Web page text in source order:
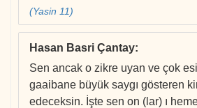
(Yasin 11)
Hasan Basri Çantay:
Sen ancak o zikre uyan ve çok
gaaibane büyük saygı gösteren
edeceksin. İşte sen on (lar) ı